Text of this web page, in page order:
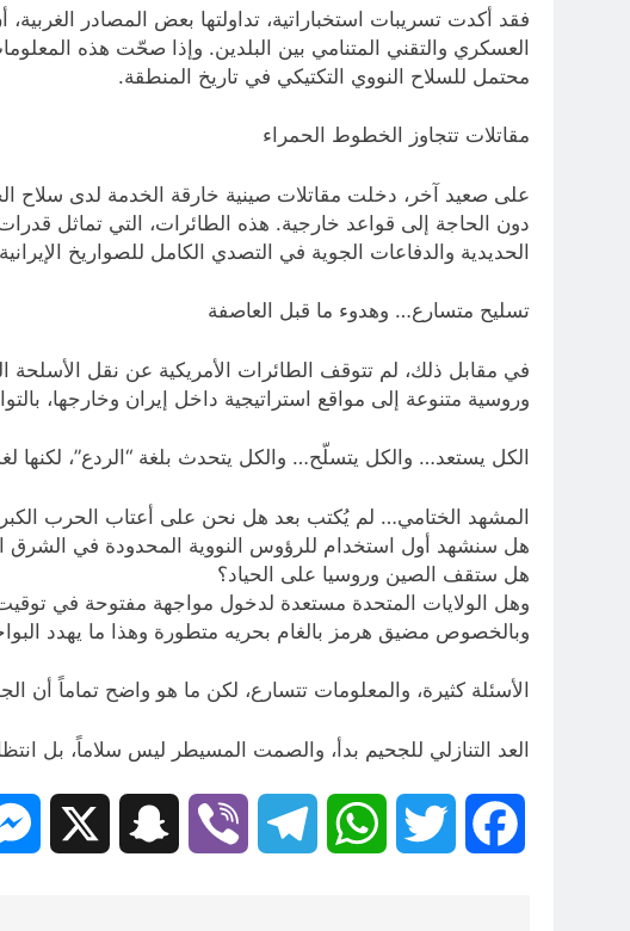
فقد أكدت تسريبات استخباراتية، تداولتها بعض المصادر
العسكري والتقني المتنامي بين البلدين. وإذا صحّت هذه
محتمل للسلاح النووي التكتيكي في تاريخ المنطقة.
مقاتلات تتجاوز الخطوط الحمراء
الحديدية والدفاعات الجوية في التصدي الكامل للصواريخ
تسليح متسارع… وهدوء ما قبل العاصفة
في مقابل ذلك، لم تتوقف الطائرات الأمريكية عن نقل الأسلحة
وروسية متنوعة إلى مواقع استراتيجية داخل إيران وخارجها،
الكل يستعد… والكل يتسلّح… والكل يتحدث بلغة “الردع”، لكنها
المشهد الختامي… لم يُكتب بعد هل نحن على أعتاب الحرب
هل سنشهد أول استخدام للرؤوس النووية المحدودة في الشرق
هل ستقف الصين وروسيا على الحياد؟
وهل الولايات المتحدة مستعدة لدخول مواجهة مفتوحة في توقيت
وبالخصوص مضيق هرمز بالغام بحريه متطورة وهذا ما يهدد
الأسئلة كثيرة، والمعلومات تتسارع، لكن ما هو واضح تماماً
العد التنازلي للجحيم بدأ، والصمت المسيطر ليس سلاماً، بل
Facebook
Twitter
WhatsApp
Telegram
Viber
Snapchat